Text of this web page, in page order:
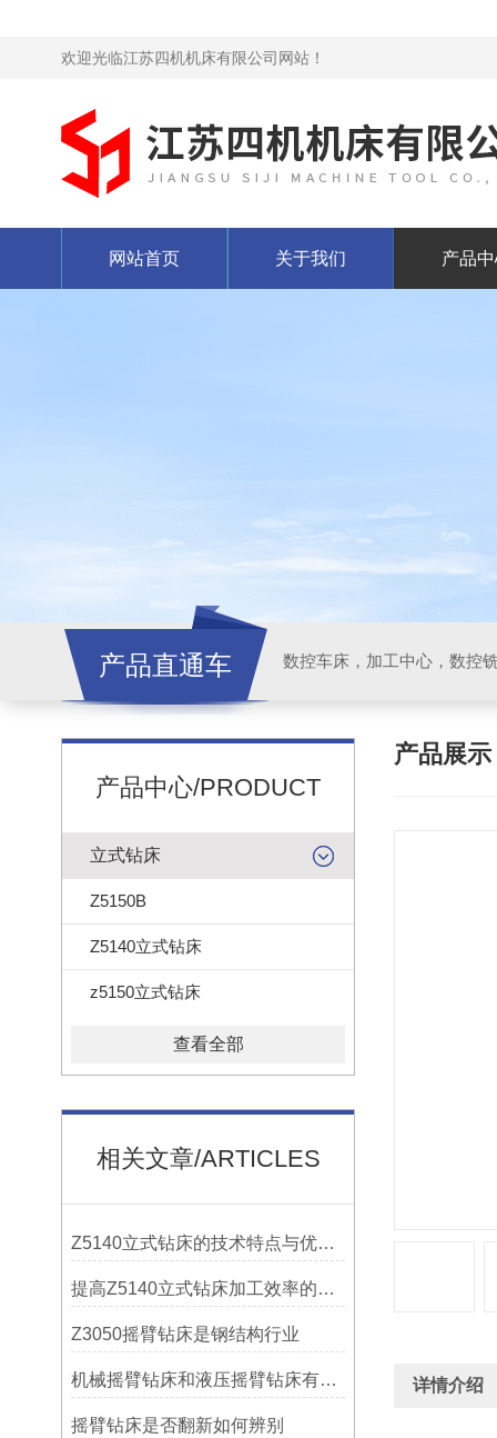
欢迎光临江苏四机机床有限公司网站！
网站首页 关于我们 产品
产品直通车
产品中心/PRODUCT
立式钻床
Z5150B
Z5140立式钻床
z5150立式钻床
查看全部
相关文章/ARTICLES
Z5140立式钻床的技术特点与优势分析
提高Z5140立式钻床加工效率的改进措施
Z3050摇臂钻床是钢结构行业
机械摇臂钻床和液压摇臂钻床有什么区别
摇臂钻床是否翻新如何辨别
产品展示
详情介绍